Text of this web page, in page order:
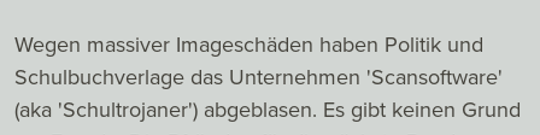
Wegen massiver Imageschäden haben Politik und
Schulbuchverlage das Unternehmen 'Scansoftware'
(aka 'Schultrojaner') abgeblasen. Es gibt keinen Grund